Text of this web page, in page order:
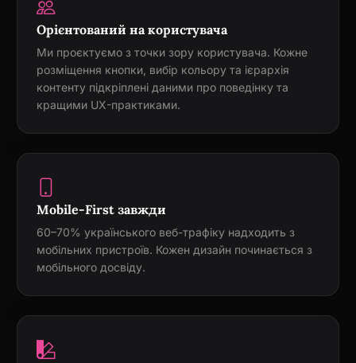
Орієнтований на користувача
Ми проєктуємо з точки зору користувача. Кожне
розміщення кнопки, вибір кольору та ієрархія
контенту підкріплені даними про поведінку та
кращими UX-практиками.
Mobile-First завжди
60–70% українського веб-трафіку надходить з
мобільних пристроїв. Кожен дизайн починається з
мобільного досвіду.